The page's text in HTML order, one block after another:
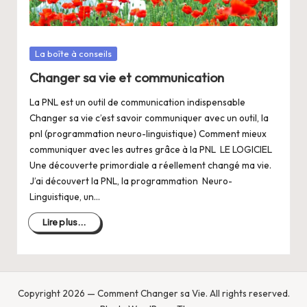
n
g
e
r
s
a
V
ie
Posté
La boîte à conseils
Changer sa vie et communication
La PNL est un outil de communication indispensable
Changer sa vie c’est savoir communiquer avec un outil, la
pnl (programmation neuro-linguistique) Comment mieux
communiquer avec les autres grâce à la PNL LE LOGICIEL
Une découverte primordiale a réellement changé ma vie.
J’ai découvert la PNL, la programmation Neuro-
Linguistique, un…
Lire plus...
Copyright 2026 — Comment Changer sa Vie. All rights reserved.